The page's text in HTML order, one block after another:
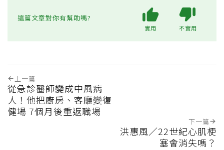
這篇文章對你有幫助嗎?
實用 不實用
上一篇
從急診醫師變成中風病
人！他把廚房、客廳變復
健場 7個月後重返職場
下一篇
洪惠風／22世紀心肌梗
塞會消失嗎？